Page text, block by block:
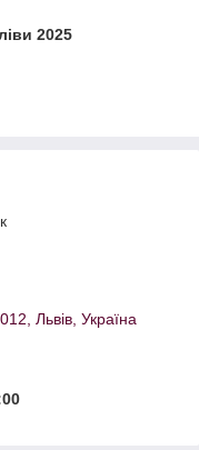
2025
Львів, Україна